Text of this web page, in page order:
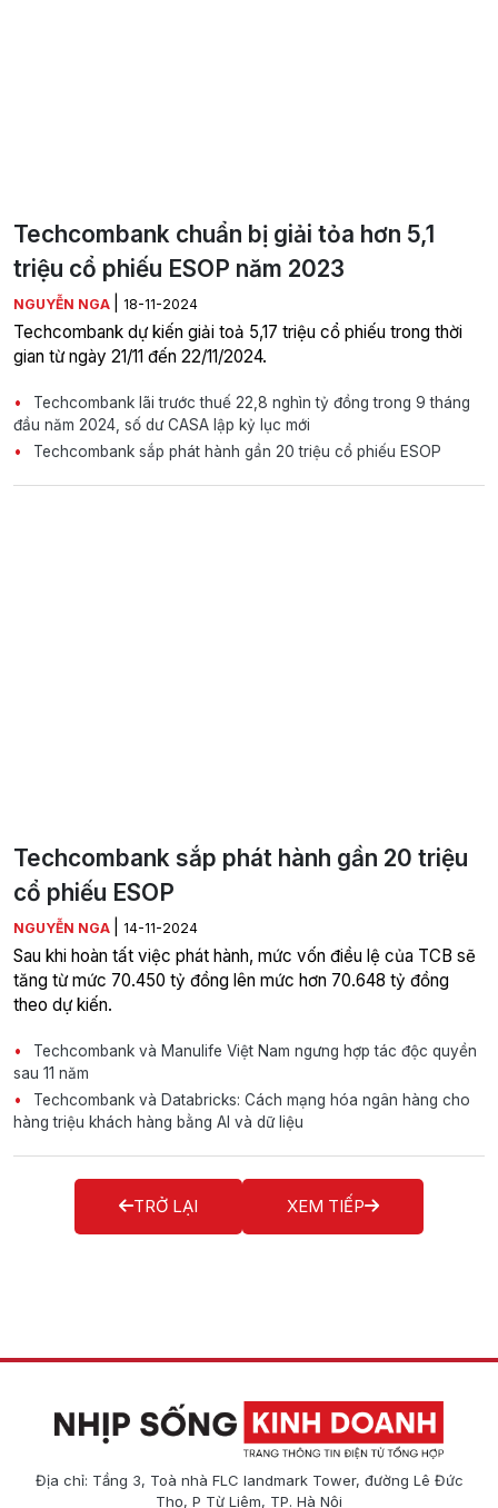
Techcombank chuẩn bị giải tỏa hơn 5,1
triệu cổ phiếu ESOP năm 2023
NGUYỄN NGA 18-11-2024
Techcombank dự kiến giải toả 5,17 triệu cổ phiếu trong thời
gian từ ngày 21/11 đến 22/11/2024.
Techcombank lãi trước thuế 22,8 nghìn tỷ đồng trong 9 tháng
đầu năm 2024, số dư CASA lập kỷ lục mới
Techcombank sắp phát hành gần 20 triệu cổ phiếu ESOP
Techcombank sắp phát hành gần 20 triệu
cổ phiếu ESOP
NGUYỄN NGA 14-11-2024
Sau khi hoàn tất việc phát hành, mức vốn điều lệ của TCB sẽ
tăng từ mức 70.450 tỷ đồng lên mức hơn 70.648 tỷ đồng
theo dự kiến.
Techcombank và Manulife Việt Nam ngưng hợp tác độc quyền
sau 11 năm
Techcombank và Databricks: Cách mạng hóa ngân hàng cho
hàng triệu khách hàng bằng AI và dữ liệu
TRỞ LẠI XEM TIẾP
Địa chỉ: Tầng 3, Toà nhà FLC landmark Tower, đường Lê Đức
Thọ, P Từ Liêm, TP. Hà Nội